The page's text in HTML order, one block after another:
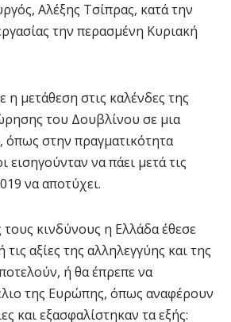
Αλέξης Τσίπρας, κατά την
την περασμένη Κυριακή
η μετάθεση στις καλένδες της
του Δουβλίνου σε μια
όπως στην πραγματικότητα
να πάει μετά τις
να αποτύχει.
κινδύνους η Ελλάδα έθεσε
αξίες της αλληλεγγύης και της
ή θα έπρεπε να
της Ευρώπης, όπως αναφέρουν
και εξασφαλίστηκαν τα εξής: